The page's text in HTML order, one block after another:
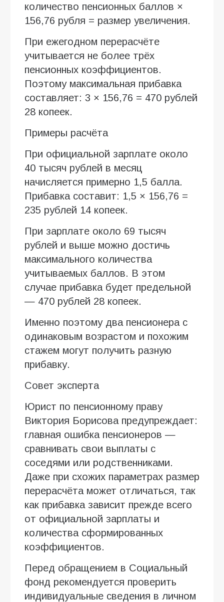
количество пенсионных баллов ×
156,76 рубля = размер увеличения.
При ежегодном перерасчёте
учитывается не более трёх
пенсионных коэффициентов.
Поэтому максимальная прибавка
составляет: 3 × 156,76 = 470 рублей
28 копеек.
Примеры расчёта
При официальной зарплате около
40 тысяч рублей в месяц
начисляется примерно 1,5 балла.
Прибавка составит: 1,5 × 156,76 =
235 рублей 14 копеек.
При зарплате около 69 тысяч
рублей и выше можно достичь
максимального количества
учитываемых баллов. В этом
случае прибавка будет предельной
— 470 рублей 28 копеек.
Именно поэтому два пенсионера с
одинаковым возрастом и похожим
стажем могут получить разную
прибавку.
Совет эксперта
Юрист по пенсионному праву
Виктория Борисова предупреждает:
главная ошибка пенсионеров —
сравнивать свои выплаты с
соседями или родственниками.
Даже при схожих параметрах размер
перерасчёта может отличаться, так
как прибавка зависит прежде всего
от официальной зарплаты и
количества сформированных
коэффициентов.
Перед обращением в Социальный
фонд рекомендуется проверить
индивидуальные сведения в личном